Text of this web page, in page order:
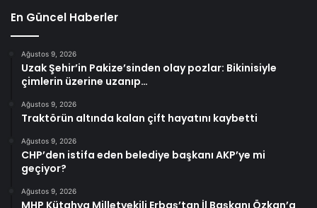
En Güncel Haberler
Ağustos 9, 2026
Uzak Şehir’in Pakize’sinden olay pozlar: Bikinisiyle
çimlerin üzerine uzanıp…
Ağustos 9, 2026
Traktörün altında kalan çift hayatını kaybetti
Ağustos 9, 2026
CHP’den istifa eden belediye başkanı AKP’ye mi
geçiyor?
Ağustos 9, 2026
MHP Kütahya Milletvekili Erbaş’tan İl Başkanı Özkan’a